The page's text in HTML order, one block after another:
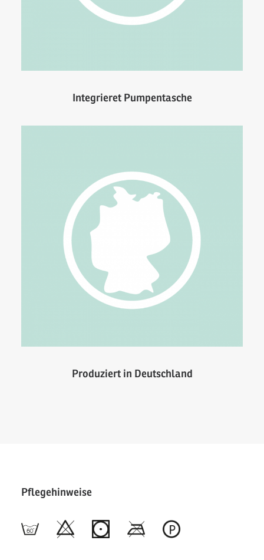
Integrieret Pumpentasche
Produziert in Deutschland
Pflegehinweise